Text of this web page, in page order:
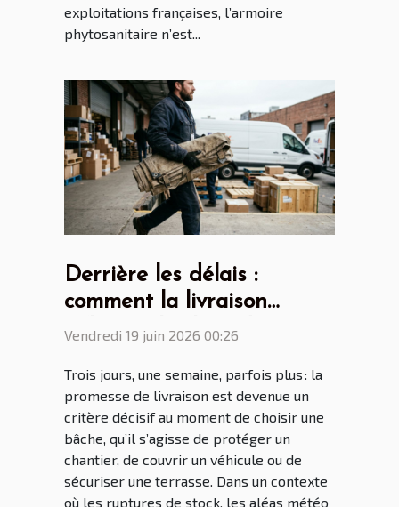
exploitations françaises, l’armoire
phytosanitaire n’est...
Derrière les délais :
comment la livraison
influence le choix de votre
Vendredi 19 juin 2026 00:26
Trois jours, une semaine, parfois plus : la
promesse de livraison est devenue un
critère décisif au moment de choisir une
bâche, qu’il s’agisse de protéger un
chantier, de couvrir un véhicule ou de
sécuriser une terrasse. Dans un contexte
où les ruptures de stock, les aléas météo